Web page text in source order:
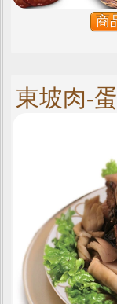
商
東坡肉-